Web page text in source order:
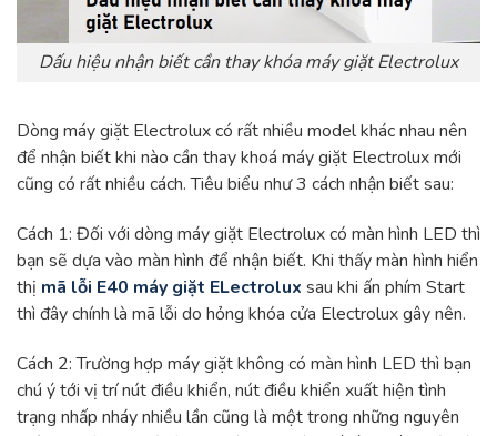
Dấu hiệu nhận biết cần thay khóa máy giặt Electrolux
Dòng máy giặt Electrolux có rất nhiều model khác nhau nên
để nhận biết khi nào cần thay khoá máy giặt Electrolux mới
cũng có rất nhiều cách. Tiêu biểu như 3 cách nhận biết sau:
Cách 1: Đối với dòng máy giặt Electrolux có màn hình LED thì
bạn sẽ dựa vào màn hình để nhận biết. Khi thấy màn hình hiển
thị mã lỗi E40 máy giặt ELectrolux sau khi ấn phím Start
thì đây chính là mã lỗi do hỏng khóa cửa Electrolux gây nên.
Cách 2: Trường hợp máy giặt không có màn hình LED thì bạn
chú ý tới vị trí nút điều khiển, nút điều khiển xuất hiện tình
trạng nhấp nháy nhiều lần cũng là một trong những nguyên